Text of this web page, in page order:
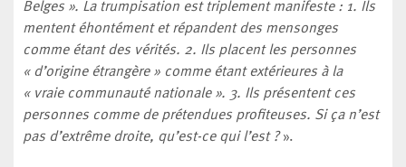
Belges ». La trumpisation est triplement manifeste : 1. Ils
mentent éhontément et répandent des mensonges
comme étant des vérités. 2. Ils placent les personnes
« d’origine étrangère » comme étant extérieures à la
« vraie communauté nationale ». 3. Ils présentent ces
personnes comme de prétendues profiteuses. Si ça n’est
pas d’extrême droite, qu’est-ce qui l’est ?».